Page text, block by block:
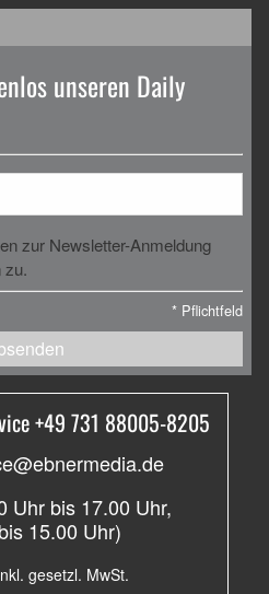
unseren Daily
zur Newsletter-Anmeldung
zu.
* Pflichtfeld
+49 731 88005-8205
Uhr bis 17.00 Uhr,
15.00 Uhr)
gesetzl. MwSt.